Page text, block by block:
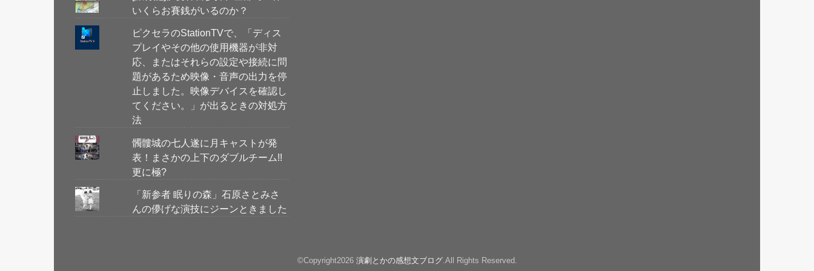
いくらお賽銭がいるのか？
ピクセラのStationTVで、「ディス
プレイやその他の使用機器が非対
応、またはそれらの設定や接続に問
題があるため映像・音声の出力を停
止しました。映像デバイスを確認し
てください。」が出るときの対処方
法
髑髏城の七人遂に月キャストが発
表！まさかの上下のダブルチーム!!
更に極?
「新参者 眠りの森」石原さとみさ
んの儚げな演技にジーンときました
©Copyright2026 演劇とかの感想文ブログ.All Rights Reserved.